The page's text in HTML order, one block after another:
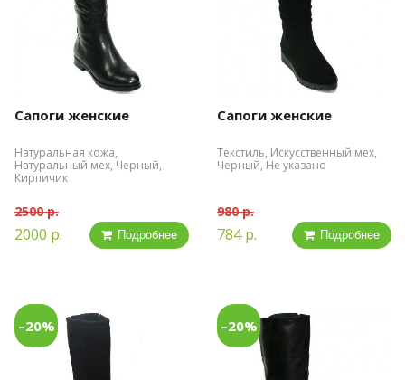
Сапоги женские
Натуральная кожа,
Натуральный мех, Черный,
Кирпичик
2500 р.
2000 р. Подробнее
Сапоги женские
Текстиль, Искусственный мех,
Черный, Не указано
980 р.
784 р. Подробнее
–20% –20%